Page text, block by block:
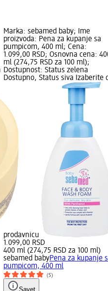
Marka: sebamed baby; Ime
proizvoda: Pena za kupanje sa
pumpicom, 400 ml; Cena:
1.099,00 RSD; Osnovna cena:
ml (274,75 RSD za 100 ml);
Dostupnost: Status zelena
Dostupno, Status siva Izaberite
prodavnicu
1.099,00 RSD
400 ml (274,75 RSD za 100 ml)
sebamed babyPena za kupanje
pumpicom, 400 ml
(5)
Savet